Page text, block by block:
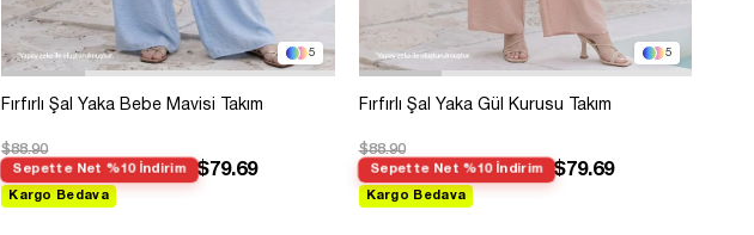
5
Fırfırlı Şal Yaka Bebe Mavisi Takım
$88.90
Sepette Net %10 İndirim $79.69
Kargo Bedava
5
Fırfırlı Şal Yaka Gül Kurusu Takım
$88.90
Sepette Net %10 İndirim $79.69
Kargo Bedava